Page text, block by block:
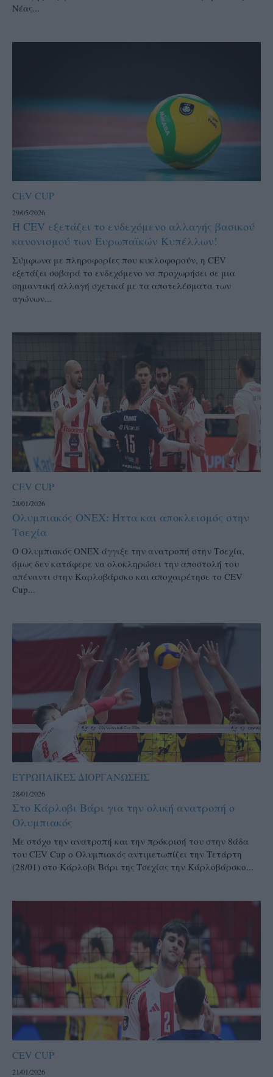
Νέας...
CEV CUP
29/05/2026
Η CEV εξετάζει το ενδεχόμενο αλλαγής βασικού
κανονισμού των Ευρωπαϊκών Κυπέλλων!
Σύμφωνα με πληροφορίες που κυκλοφορούν, η CEV
εξετάζει σοβαρά το ενδεχόμενο να προχωρήσει σε μια
σημαντική αλλαγή σχετικά με τα αποτελέσματα των
αγώνων...
CEV CUP
28/01/2026
Ολυμπιακός ΟΝΕΧ: Ήττα και αποκλεισμός στην
Τσεχία
Ο Ολυμπιακός ΟΝΕΧ άγγιξε την ανατροπή στην Τσεχία,
όμως δεν κατάφερε να ολοκληρώσει την αποστολή του
απέναντι στην Καρλοβάρσκο και αποχαιρέτησε το CEV
Cup...
ΕΥΡΩΠΑΙΚΕΣ ΔΙΟΡΓΑΝΩΣΕΙΣ
28/01/2026
Στο Κάρλοβι Βάρι για την ολική ανατροπή ο
Ολυμπιακός
Με στόχο την ανατροπή και την πρόκρισή του στην 8άδα
του CEV Cup ο Ολυμπιακός αντιμετωπίζει την Τετάρτη
(28/01) στο Κάρλοβι Βάρι της Τσεχίας την Κάρλοβάρσκο...
CEV CUP
21/01/2026